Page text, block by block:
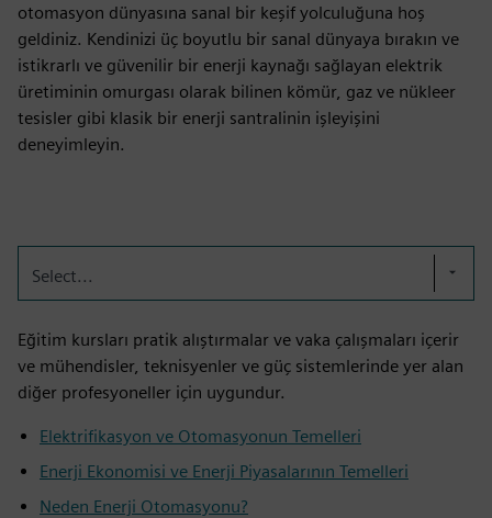
otomasyon dünyasına sanal bir keşif yolculuğuna hoş
geldiniz. Kendinizi üç boyutlu bir sanal dünyaya bırakın ve
istikrarlı ve güvenilir bir enerji kaynağı sağlayan elektrik
üretiminin omurgası olarak bilinen kömür, gaz ve nükleer
tesisler gibi klasik bir enerji santralinin işleyişini
deneyimleyin.
Select...
Eğitim kursları pratik alıştırmalar ve vaka çalışmaları içerir
ve mühendisler, teknisyenler ve güç sistemlerinde yer alan
diğer profesyoneller için uygundur.
Elektrifikasyon ve Otomasyonun Temelleri
Enerji Ekonomisi ve Enerji Piyasalarının Temelleri
Neden Enerji Otomasyonu?